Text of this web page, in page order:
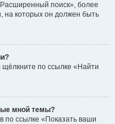
поиск», более
на которых он должен быть
по ссылке «Найти
мной темы?
по ссылке «Показать ваши